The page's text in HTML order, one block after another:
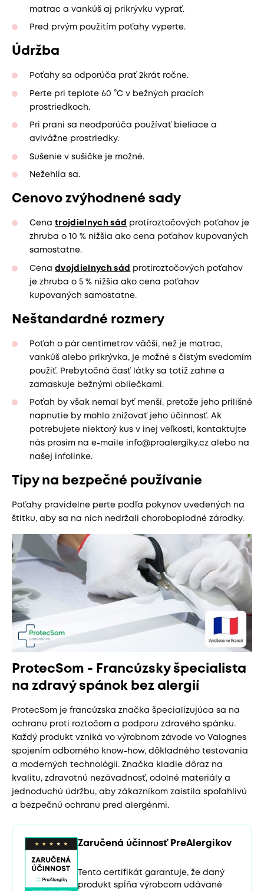
matrac a vankúš aj prikrývku vyprať.
Pred prvým použitím poťahy vyperte.
Údržba
Poťahy sa odporúča prať 2krát ročne.
Perte pri teplote 60 °C v bežných pracích
prostriedkoch.
Pri praní sa neodporúča používať bieliace a
avivážne prostriedky.
Sušenie v sušičke je možné.
Nežehlia sa.
Cenovo zvýhodnené sady
Cena trojdielnych sád
protiroztočových poťahov je
zhruba o 10 % nižšia ako cena poťahov kupovaných
samostatne.
Cena dvojdielnych sád
protiroztočových poťahov
je zhruba o 5 % nižšia ako cena poťahov
kupovaných samostatne.
Neštandardné rozmery
Poťah o pár centimetrov väčší, než je matrac,
vankúš alebo prikrývka, je možné s čistým svedomím
použiť. Prebytočná časť látky sa totiž zahne a
zamaskuje bežnými obliečkami.
Poťah by však nemal byť menší, pretože jeho prílišné
napnutie by mohlo znižovať jeho účinnosť. Ak
potrebujete niektorý kus v inej veľkosti, kontaktujte
nás prosím na e-maile info@proalergiky.cz alebo na
našej infolinke.
Tipy na bezpečné používanie
Poťahy pravidelne perte podľa pokynov uvedených na
štítku, aby sa na nich nedržali choroboplodné zárodky.
ProtecSom - Francúzsky špecialista
na zdravý spánok bez alergií
ProtecSom je francúzska značka špecializujúca sa na
ochranu proti roztočom a podporu zdravého spánku.
Každý produkt vzniká vo výrobnom závode vo Valognes
spojením odborného know-how, dôkladného testovania
a moderných technológií. Značka kladie dôraz na
kvalitu, zdravotnú nezávadnosť, odolné materiály a
jednoduchú údržbu, aby zákazníkom zaistila spoľahlivú
a bezpečnú ochranu pred alergénmi.
Zaručená účinnosť PreAlergikov
Tento certifikát garantuje, že daný
produkt spĺňa výrobcom udávané